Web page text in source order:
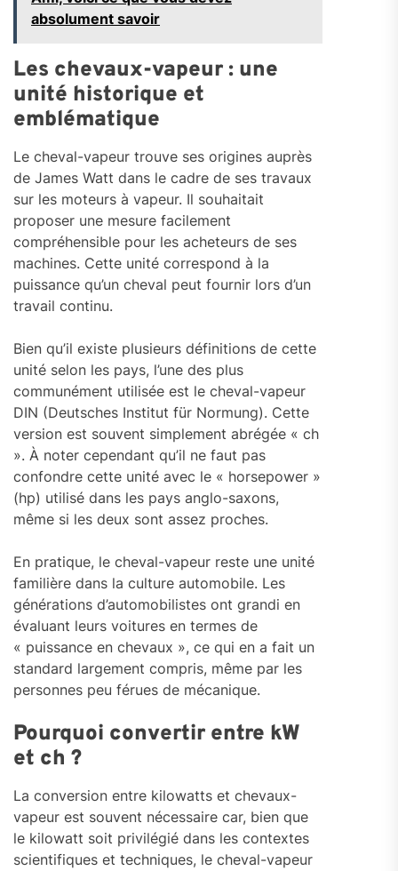
absolument savoir
Les chevaux-vapeur : une
unité historique et
emblématique
Le cheval-vapeur trouve ses origines auprès
de James Watt dans le cadre de ses travaux
sur les moteurs à vapeur. Il souhaitait
proposer une mesure facilement
compréhensible pour les acheteurs de ses
machines. Cette unité correspond à la
puissance qu’un cheval peut fournir lors d’un
travail continu.
Bien qu’il existe plusieurs définitions de cette
unité selon les pays, l’une des plus
communément utilisée est le cheval-vapeur
DIN (Deutsches Institut für Normung). Cette
version est souvent simplement abrégée « ch
». À noter cependant qu’il ne faut pas
confondre cette unité avec le « horsepower »
(hp) utilisé dans les pays anglo-saxons,
même si les deux sont assez proches.
En pratique, le cheval-vapeur reste une unité
familière dans la culture automobile. Les
générations d’automobilistes ont grandi en
évaluant leurs voitures en termes de
« puissance en chevaux », ce qui en a fait un
standard largement compris, même par les
personnes peu férues de mécanique.
Pourquoi convertir entre kW
et ch ?
La conversion entre kilowatts et chevaux-
vapeur est souvent nécessaire car, bien que
le kilowatt soit privilégié dans les contextes
scientifiques et techniques, le cheval-vapeur